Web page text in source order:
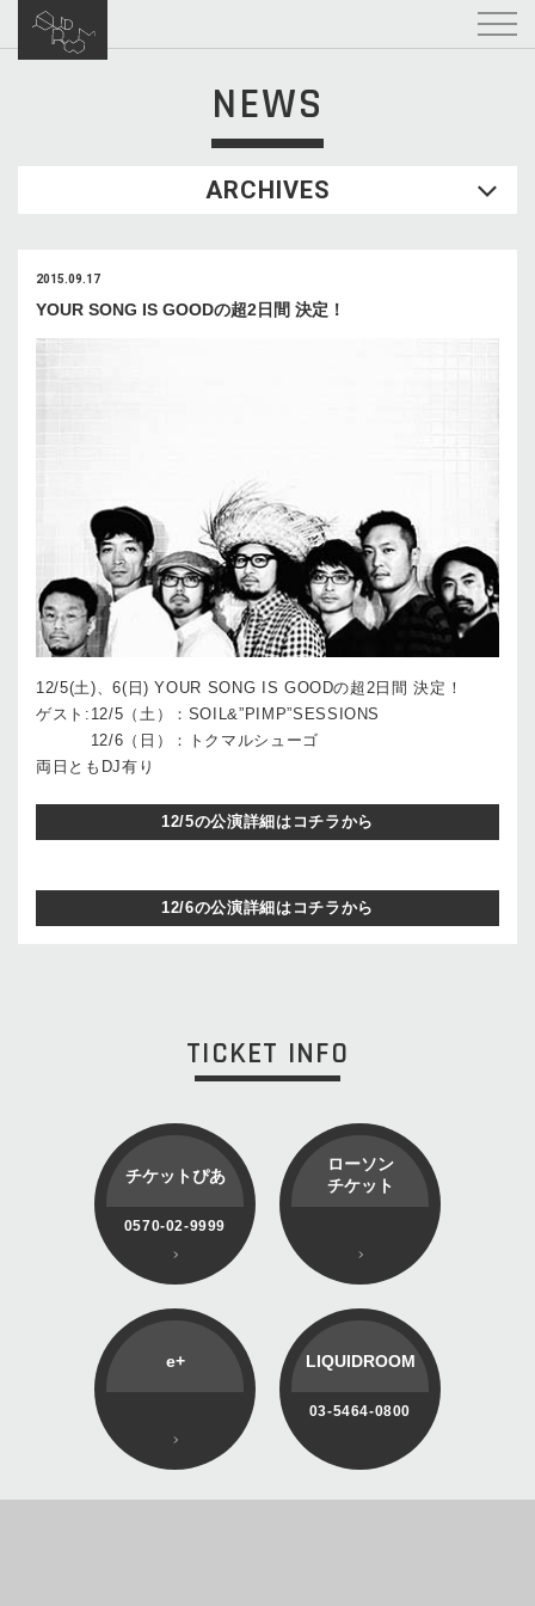
NEWS
ARCHIVES
2015.09.17
YOUR SONG IS GOODの超2日間 決定！
12/5(土)、6(日) YOUR SONG IS GOODの超2日間 決定！
ゲスト:12/5（土）：SOIL&”PIMP”SESSIONS
12/6（日）：トクマルシューゴ
両日ともDJ有り
12/5の公演詳細はコチラから
12/6の公演詳細はコチラから
TICKET INFO
チケットぴあ
0570-02-9999
ローソン
チケット
e+ LIQUIDROOM
03-5464-0800